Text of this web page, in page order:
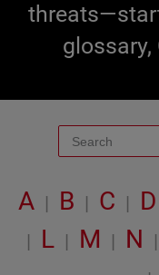
glossary,
A | B | C | D
| L | M | N |